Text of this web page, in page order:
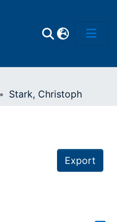
Stark, Christoph
Export